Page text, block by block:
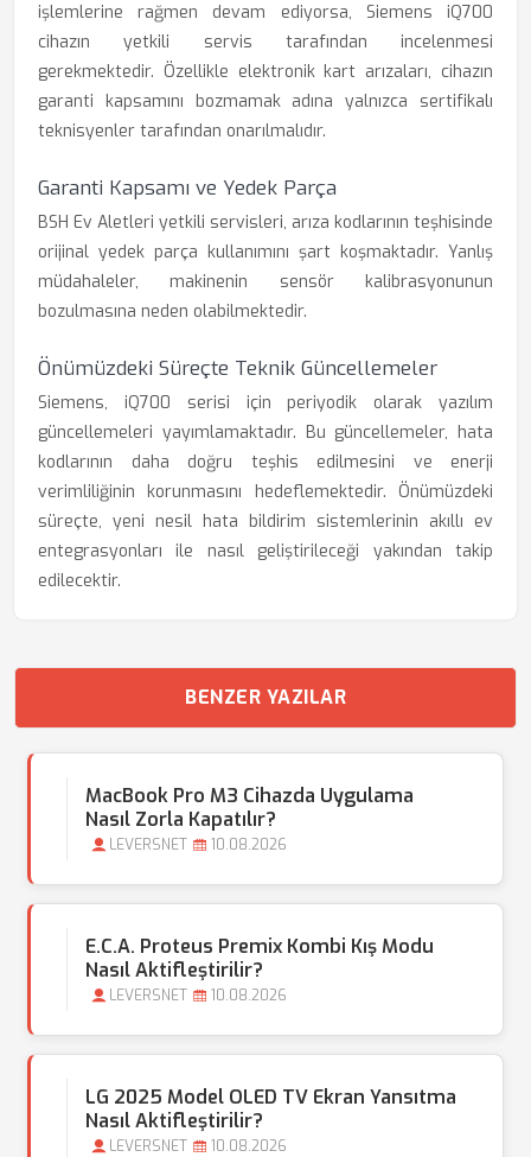
işlemlerine rağmen devam ediyorsa, Siemens iQ700
cihazın yetkili servis tarafından incelenmesi
gerekmektedir. Özellikle elektronik kart arızaları, cihazın
garanti kapsamını bozmamak adına yalnızca sertifikalı
teknisyenler tarafından onarılmalıdır.
Garanti Kapsamı ve Yedek Parça
BSH Ev Aletleri yetkili servisleri, arıza kodlarının teşhisinde
orijinal yedek parça kullanımını şart koşmaktadır. Yanlış
müdahaleler, makinenin sensör kalibrasyonunun
bozulmasına neden olabilmektedir.
Önümüzdeki Süreçte Teknik Güncellemeler
Siemens, iQ700 serisi için periyodik olarak yazılım
güncellemeleri yayımlamaktadır. Bu güncellemeler, hata
kodlarının daha doğru teşhis edilmesini ve enerji
verimliliğinin korunmasını hedeflemektedir. Önümüzdeki
süreçte, yeni nesil hata bildirim sistemlerinin akıllı ev
entegrasyonları ile nasıl geliştirileceği yakından takip
edilecektir.
BENZER YAZILAR
MacBook Pro M3 Cihazda Uygulama
Nasıl Zorla Kapatılır?
LEVERSNET 10.08.2026
E.C.A. Proteus Premix Kombi Kış Modu
Nasıl Aktifleştirilir?
LEVERSNET 10.08.2026
LG 2025 Model OLED TV Ekran Yansıtma
Nasıl Aktifleştirilir?
LEVERSNET 10.08.2026